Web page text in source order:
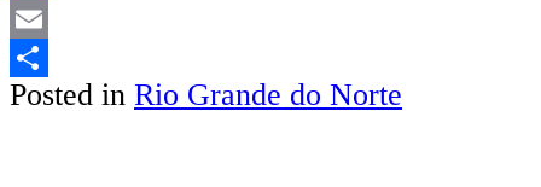
LinkedIn
Email
Share
Posted in Rio Grande do Norte